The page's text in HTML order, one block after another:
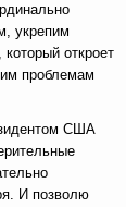
укрепим
откроет
проблемам
США
И позволю